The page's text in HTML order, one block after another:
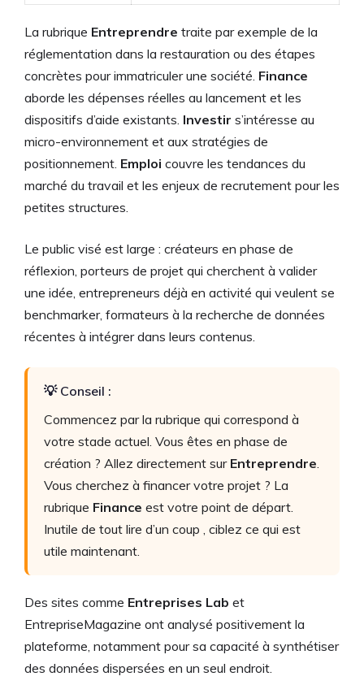
La rubrique Entreprendre traite par exemple de la
réglementation dans la restauration ou des étapes
concrètes pour immatriculer une société. Finance
aborde les dépenses réelles au lancement et les
dispositifs d’aide existants. Investir s’intéresse au
micro-environnement et aux stratégies de
positionnement. Emploi couvre les tendances du
marché du travail et les enjeux de recrutement pour les
petites structures.
Le public visé est large : créateurs en phase de
réflexion, porteurs de projet qui cherchent à valider
une idée, entrepreneurs déjà en activité qui veulent se
benchmarker, formateurs à la recherche de données
récentes à intégrer dans leurs contenus.
💡 Conseil :
Commencez par la rubrique qui correspond à
votre stade actuel. Vous êtes en phase de
création ? Allez directement sur Entreprendre
Vous cherchez à financer votre projet ? La
rubrique Finance est votre point de départ.
Inutile de tout lire d’un coup , ciblez ce qui est
utile maintenant.
Des sites comme Entreprises Lab et
EntrepriseMagazine ont analysé positivement la
plateforme, notamment pour sa capacité à synthétiser
des données dispersées en un seul endroit.